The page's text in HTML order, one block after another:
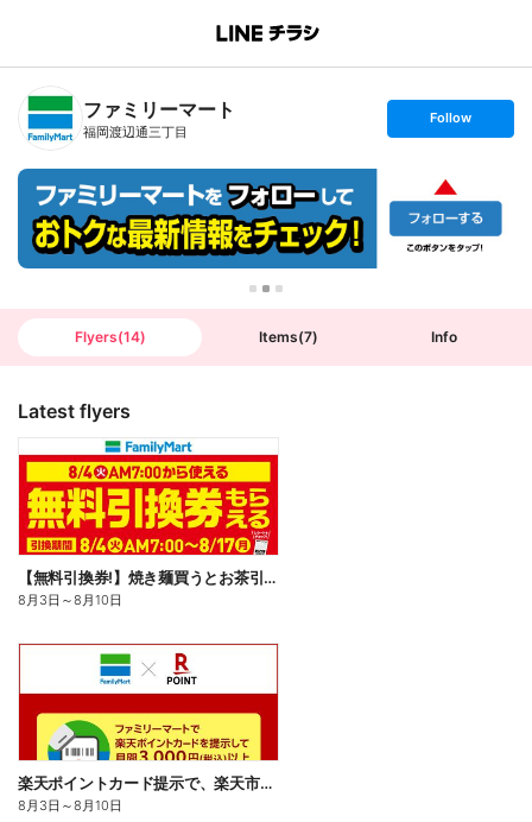
B
n
T
ファミリーマート
福岡渡辺通三丁目
s
t
w
Follow
Flyers(14) Items(7) Info
Latest flyers
【無料引換券!】焼き麺買うとお茶引換券貰える!
8月3日 ～8月10日
楽天ポイントカード提示で、楽天市場でのお買い物がおトクに!
8月3日 ～8月10日